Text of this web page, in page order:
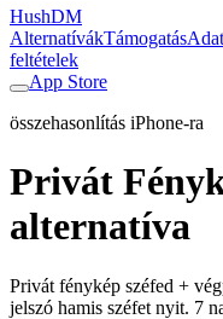
HushDM
AlternatívákTámogatás
feltételek
App Store
összehasonlítás iPhone-ra
Privát
alternatíva
Privát fénykép széfed +
jelszó hamis széfet nyit. 7